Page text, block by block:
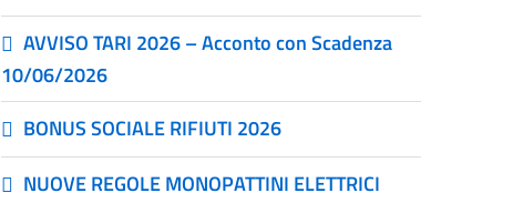
AVVISO TARI 2026 – Acconto con Scadenza
10/06/2026
BONUS SOCIALE RIFIUTI 2026
NUOVE REGOLE MONOPATTINI ELETTRICI